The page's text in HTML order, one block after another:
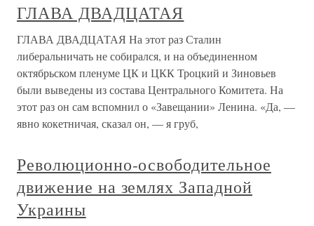
ГЛАВА ДВАДЦАТАЯ
ГЛАВА ДВАДЦАТАЯ На этот раз Сталин
либеральничать не собирался, и на объединенном
октябрьском пленуме ЦК и ЦКК Троцкий и Зиновьев
были выведены из состава Центрального Комитета. На
этот раз он сам вспомнил о «Завещании» Ленина. «Да, —
явно кокетничая, сказал он, — я груб,
Революционно-освободительное
движение на землях Западной
Украины